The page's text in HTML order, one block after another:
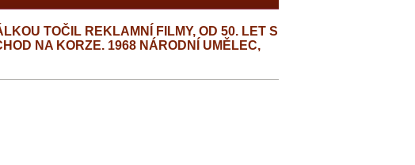
TOČIL REKLAMNÍ FILMY, OD 50. LET S
NA KORZE. 1968 NÁRODNÍ UMĚLEC,